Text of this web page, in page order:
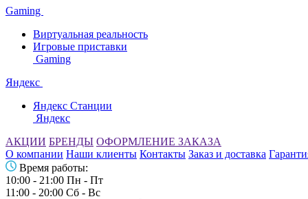
Gaming
Виртуальная реальность
Игровые приставки
Gaming
Яндекс
Яндекс Станции
Яндекс
АКЦИИ БРЕНДЫ ОФОРМЛЕНИЕ ЗАКАЗА
О компании Наши клиенты Контакты Заказ и доставка
Время работы:
10:00 - 21:00 Пн - Пт
11:00 - 20:00 Сб - Вс